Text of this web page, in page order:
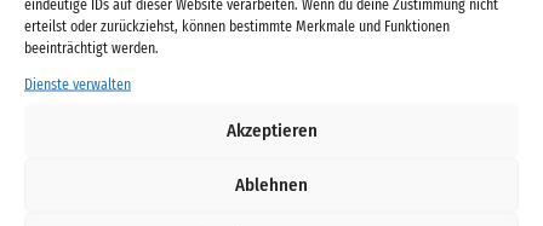
eindeutige IDs auf dieser Website verarbeiten. Wenn du deine Zustimmung nicht
erteilst oder zurückziehst, können bestimmte Merkmale und Funktionen
beeinträchtigt werden.
Dienste verwalten
Akzeptieren
Ablehnen
Lorem ipsum dolor sit amet consectetur adipiscing elit
nulla tempor enim vel erat lacinia quis laoreet urna
rutrum eleifend erat non rutrum elementum